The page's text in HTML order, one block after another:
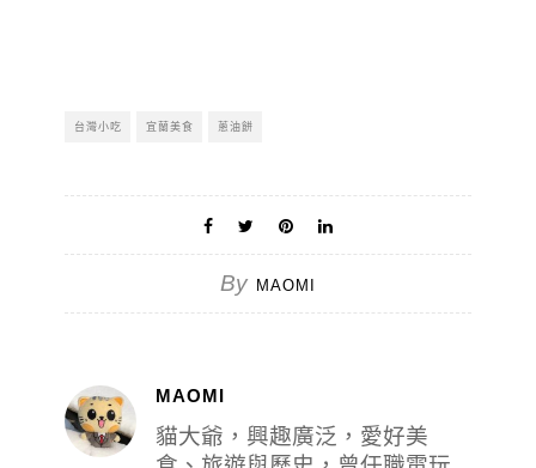
台灣小吃 宜蘭美食 蔥油餅
By MAOMI
MAOMI
貓大爺，興趣廣泛，愛好美